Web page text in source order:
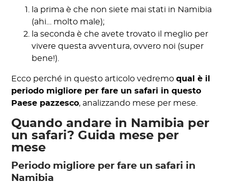
la prima è che non siete mai stati in Namibia
(ahi… molto male);
la seconda è che avete trovato il meglio per
vivere questa avventura, ovvero noi (super
bene!).
Ecco perché in questo articolo vedremoqual è il
periodo migliore per fare un safari in questo
Paese pazzesco, analizzando mese per mese.
Quando andare in Namibia per
un safari? Guida mese per
mese
Periodo migliore per fare un safari in
Namibia